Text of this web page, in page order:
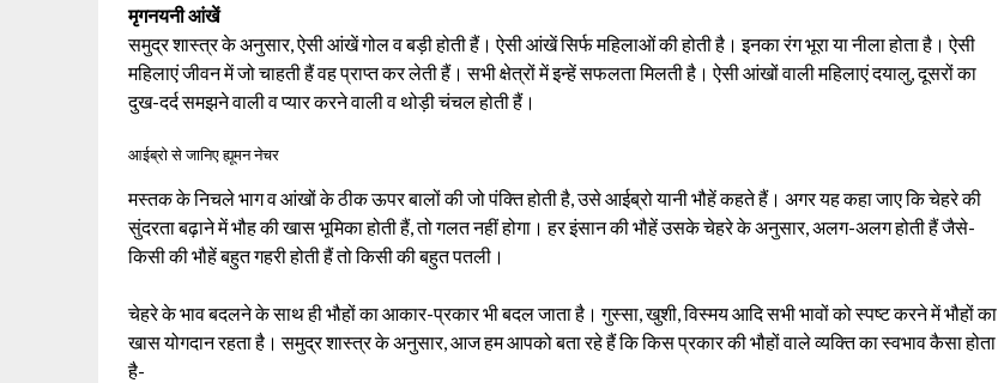
मृगनयनी आंखें
समुद्र शास्त्र के अनुसार, ऐसी आंखें गोल व बड़ी होती हैं। ऐसी आंखें सिर्फ महिलाओं की होती है। इनका रंग भूरा या नीला होता है। ऐसी
महिलाएं जीवन में जो चाहती हैं वह प्राप्त कर लेती हैं। सभी क्षेत्रों में इन्हें सफलता मिलती है। ऐसी आंखों वाली महिलाएं दयालु, दूसरों का
दुख-दर्द समझने वाली व प्यार करने वाली व थोड़ी चंचल होती हैं।
आईब्रो से जानिए ह्यूमन नेचर
मस्तक के निचले भाग व आंखों के ठीक ऊपर बालों की जो पंक्ति होती है, उसे आईब्रो यानी भौहें कहते हैं। अगर यह कहा जाए कि चेहरे की
सुंदरता बढ़ाने में भौह की खास भूमिका होती हैं, तो गलत नहीं होगा। हर इंसान की भौहें उसके चेहरे के अनुसार, अलग-अलग होती हैं जैसे-
किसी की भौहें बहुत गहरी होती हैं तो किसी की बहुत पतली।
चेहरे के भाव बदलने के साथ ही भौहों का आकार-प्रकार भी बदल जाता है। गुस्सा, खुशी, विस्मय आदि सभी भावों को स्पष्ट करने में भौहों का
खास योगदान रहता है। समुद्र शास्त्र के अनुसार, आज हम आपको बता रहे हैं कि किस प्रकार की भौहों वाले व्यक्ति का स्वभाव कैसा होता
है-